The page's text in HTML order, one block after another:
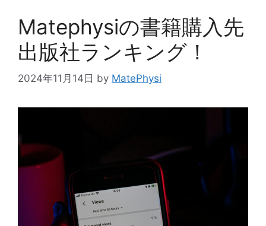
Matephysiの書籍購入先
出版社ランキング！
2024年11月14日 by MatePhysi